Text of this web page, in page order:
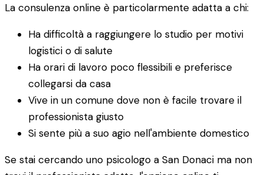
La consulenza online è particolarmente adatta a chi:
Ha difficoltà a raggiungere lo studio per motivi
logistici o di salute
Ha orari di lavoro poco flessibili e preferisce
collegarsi da casa
Vive in un comune dove non è facile trovare il
professionista giusto
Si sente più a suo agio nell'ambiente domestico
Se stai cercando uno psicologo a San Donaci ma non